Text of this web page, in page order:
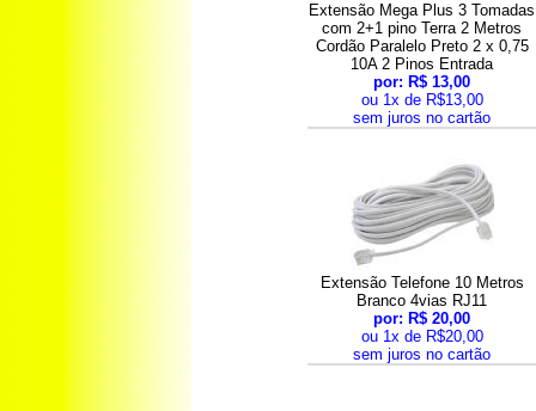
Extensão Mega Plus 3 Tomadas
com 2+1 pino Terra 2 Metros
Cordão Paralelo Preto 2 x 0,75
10A 2 Pinos Entrada
por: R$ 13,00
ou 1x de R$13,00
sem juros no cartão
Extensão Telefone 10 Metros
Branco 4vias RJ11
por: R$ 20,00
ou 1x de R$20,00
sem juros no cartão